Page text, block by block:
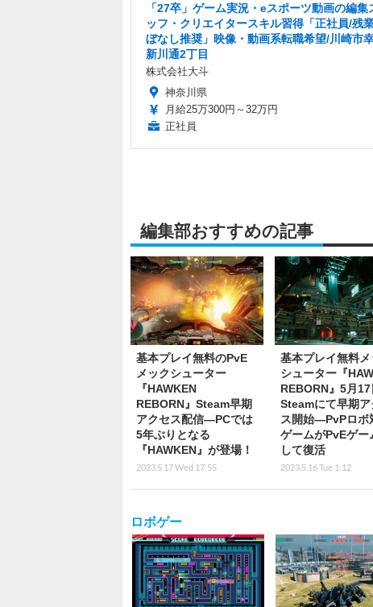
「27卒」ゲーム実況・eスポーツ動画の編集
ッフ・クリエイタースキル習得「正社員/残
ぼなし推奨」映像・動画系転職希望/川崎市
新川通2丁目
株式会社大斗
神奈川県
月給25万300円～32万円
正社員
編集部おすすめの記事
基本プレイ無料のPvE
メックシューター
『HAWKEN
REBORN』Steam早期
アクセス配信―PCでは
5年ぶりとなる
『HAWKEN』が登場！
2023.5.17 Wed 17:55
基本プレイ無料メ
シューター『
REBORN』5月17
Steamにて早期ア
ス開始―PvPロボ
ゲームがPvEゲー
して復活
2023.5.16 Tue 1:12
ロボゲー